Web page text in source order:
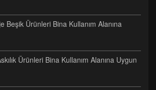
Beşik Ürünleri Bina Kullanım Alanına
Ürünleri Bina Kullanım Alanına Uygun